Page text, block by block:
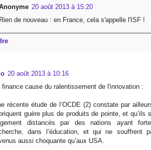
20 août 2013 à 15:20
Rien de nouveau : en France, cela s'appelle l'ISF !
20 août 2013 à 10:16
finance cause du ralentissement de l'innovation :
récente étude de l’OCDE (2) constate par
guère plus de produits de pointe, et qu’ils
distancés par des nations ayant
dans l’éducation, et qui ne souffrent
aussi choquante qu’aux USA.